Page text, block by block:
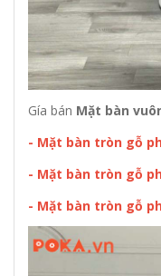
Gía bán Mặt bàn
- Mặt bàn tròn gỗ
- Mặt bàn tròn gỗ
- Mặt bàn tròn gỗ